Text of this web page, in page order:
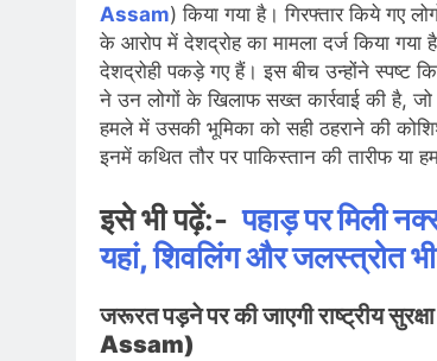
Assam) किया गया है। गिरफ्तार किये गए
के आरोप में देशद्रोह का मामला दर्ज किया
देशद्रोही पकड़े गए हैं। इस बीच उन्होंने स्पष्ट
ने उन लोगों के खिलाफ सख्त कार्रवाई की है, जो
हमले में उसकी भूमिका को सही ठहराने की
इनमें कथित तौर पर पाकिस्तान की तारीफ या
इसे भी पढ़ें:-पहाड़ पर मिली
यहां, शिवलिंग और जलस्त्रोत भी
जरूरत पड़ने पर की जाएगी राष्ट्रीय
Assam)